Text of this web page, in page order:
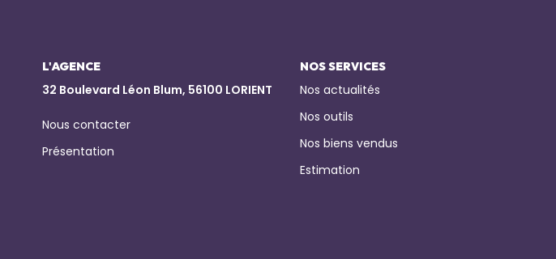
L'AGENCE
32 Boulevard Léon Blum, 56100 LORIENT
Nous contacter
Présentation
NOS SERVICES
Nos actualités
Nos outils
Nos biens vendus
Estimation